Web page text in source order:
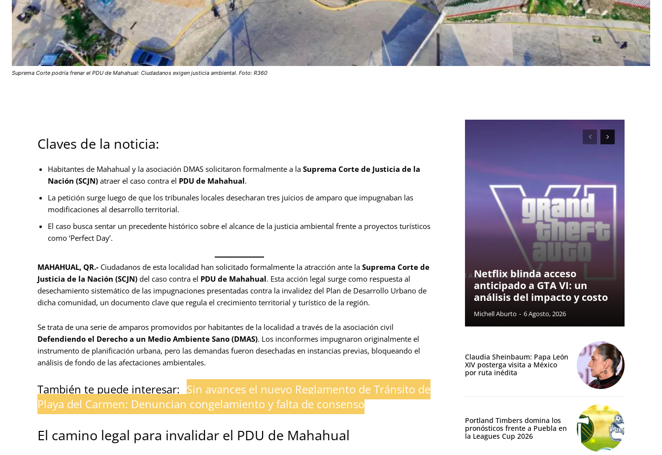
Suprema Corte podría frenar el PDU de Mahahual: Ciudadanos exigen justicia ambiental. Foto: R360
Claves de la noticia:
Habitantes de Mahahual y la asociación DMAS solicitaron formalmente a la Suprema Corte de Justicia de la
Nación (SCJN) atraer el caso contra el PDU de Mahahual.
La petición surge luego de que los tribunales locales desecharan tres juicios de amparo que impugnaban las
modificaciones al desarrollo territorial.
El caso busca sentar un precedente histórico sobre el alcance de la justicia ambiental frente a proyectos turísticos
como ‘Perfect Day’.
MAHAHUAL, QR.- Ciudadanos de esta localidad han solicitado formalmente la atracción ante la Suprema Corte de
Justicia de la Nación (SCJN) del caso contra el PDU de Mahahual. Esta acción legal surge como respuesta al
desechamiento sistemático de las impugnaciones presentadas contra la invalidez del Plan de Desarrollo Urbano de
dicha comunidad, un documento clave que regula el crecimiento territorial y turístico de la región.
Se trata de una serie de amparos promovidos por habitantes de la localidad a través de la asociación civil
Defendiendo el Derecho a un Medio Ambiente Sano (DMAS). Los inconformes impugnaron originalmente el
instrumento de planificación urbana, pero las demandas fueron desechadas en instancias previas, bloqueando el
análisis de fondo de las afectaciones ambientales.
También te puede interesar: Sin avances el nuevo Reglamento de Tránsito de
Playa del Carmen: Denuncian congelamiento y falta de consenso
El camino legal para invalidar el PDU de Mahahual
Netflix blinda acceso
anticipado a GTA VI: un
análisis del impacto y costo
Michell Aburto - 6 Agosto, 2026
Claudia Sheinbaum: Papa León
XIV posterga visita a México
por ruta inédita
Portland Timbers domina los
pronósticos frente a Puebla en
la Leagues Cup 2026